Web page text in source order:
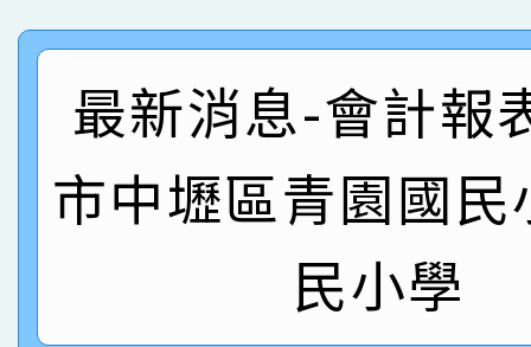
創客第三名。
賽 洪綺君教師榮獲社
名
賀！本校阿巴斯O蜜、
倩參加桃園市科展 國
名 指導老師王老師、
賀！本校四年二班張O
園市英語競賽國小朗
指導老師林老師
賀！本校參加桃園市中
賽 劉文瑛教師榮獲教
臺灣台語-第二名
賀！本校參與2026世
市賽榮獲科學小創客佳
最新消息-會計報
市中壢區青園國
民小學